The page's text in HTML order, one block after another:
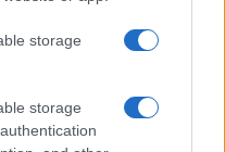
storage
storage
Segnala